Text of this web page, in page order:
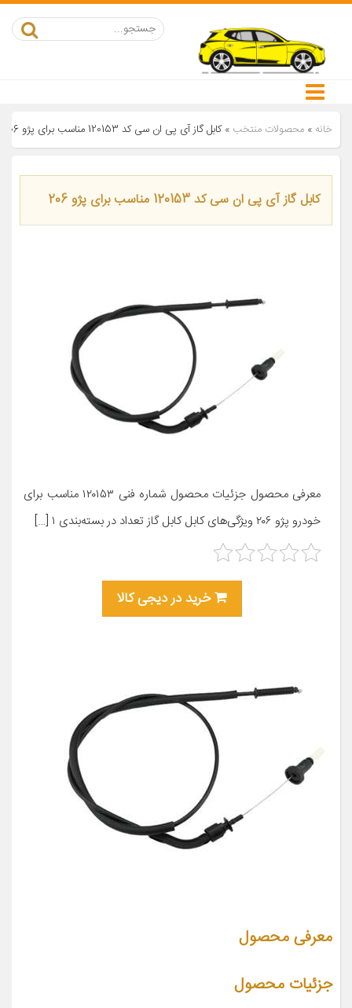
خانه » محصولات منتخب »کابل گاز آی پی ان سی کد 120153 مناسب برای پژو 206
کابل گاز آی پی ان سی کد 120153 مناسب برای پژو 206
معرفی محصول جزئیات محصول شماره فنی ۱۲۰۱۵۳ مناسب برای
خودرو پژو ۲۰۶ ویژگی‌های کابل کابل گاز تعداد در بسته‌بندی ۱ […]
خرید در دیجی کالا
معرفی محصول
جزئیات محصول